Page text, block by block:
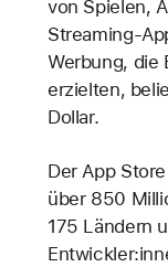
von Spielen,
Streaming-
Werbung, die
erzielten,
Dollar.
Der App
über 850
175 Ländern